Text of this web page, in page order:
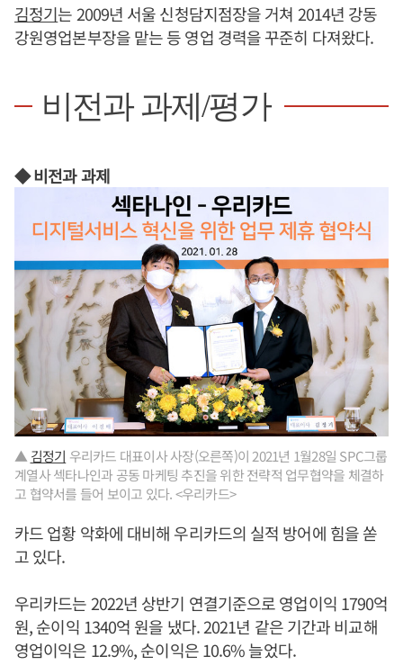
김정기는 2009년 서울 신청담지점장을 거쳐 2014년 강동
강원영업본부장을 맡는 등 영업 경력을 꾸준히 다져왔다.
비전과 과제/평가
◆ 비전과 과제
▲ 김정기 우리카드 대표이사 사장(오른쪽)이 2021년 1월28일 SPC그룹
계열사 섹타나인과 공동 마케팅 추진을 위한 전략적 업무협약을 체결하
고 협약서를 들어 보이고 있다. <우리카드>
카드 업황 악화에 대비해 우리카드의 실적 방어에 힘을 쏟
고 있다.
우리카드는 2022년 상반기 연결기준으로 영업이익 1790억
원, 순이익 1340억 원을 냈다. 2021년 같은 기간과 비교해
영업이익은 12.9%, 순이익은 10.6% 늘었다.